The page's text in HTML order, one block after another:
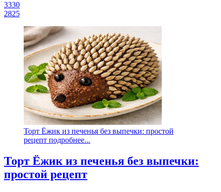
3330
2825
Торт Ёжик из печенья без выпечки: простой
рецепт подробнее...
Торт Ёжик из печенья без выпечки:
простой рецепт